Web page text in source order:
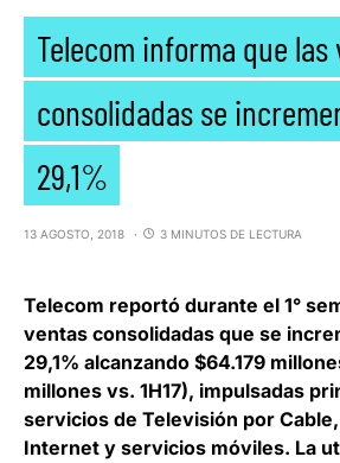
Telecom informa que las
consolidadas se
29,1%
13 AGOSTO, 2018 3 MINUTOS DE LECTURA
Telecom reportó durante el 1°
ventas consolidadas que se
29,1% alcanzando $64.179
millones vs. 1H17), impulsadas
servicios de Televisión por
Internet y servicios móviles. La